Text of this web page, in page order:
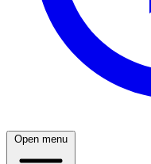
Open menu